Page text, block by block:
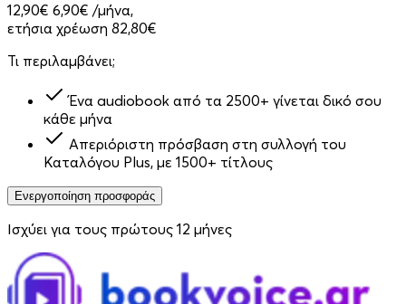
12,90€ 6,90€ /μήνα,
ετήσια χρέωση 82,80€
Τι περιλαμβάνει;
Ένα audiobook από τα 2500+ γίνεται δικό σου
κάθε μήνα
Απεριόριστη πρόσβαση στη συλλογή του
Καταλόγου Plus, με 1500+ τίτλους
Ενεργοποίηση προσφοράς
Ισχύει για τους πρώτους 12 μήνες